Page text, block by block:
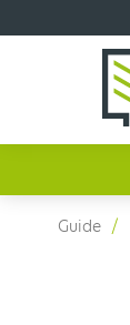
Guide